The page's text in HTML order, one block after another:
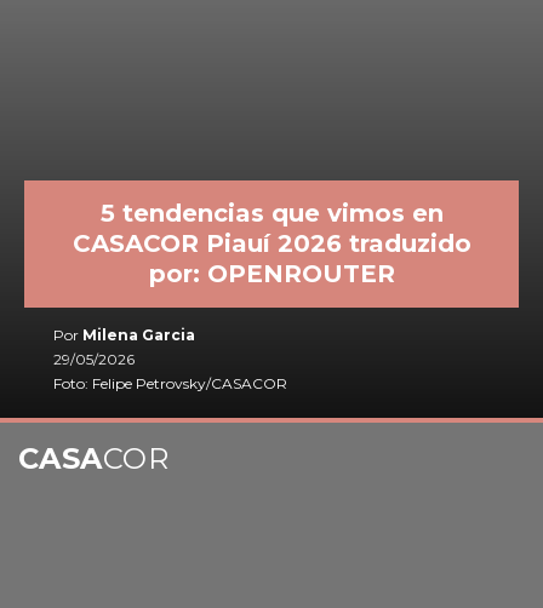
5 tendencias que vimos en
CASACOR Piauí 2026 traduzido
por: OPENROUTER
Por Milena Garcia
29/05/2026
Foto: Felipe Petrovsky/CASACOR
CASACOR